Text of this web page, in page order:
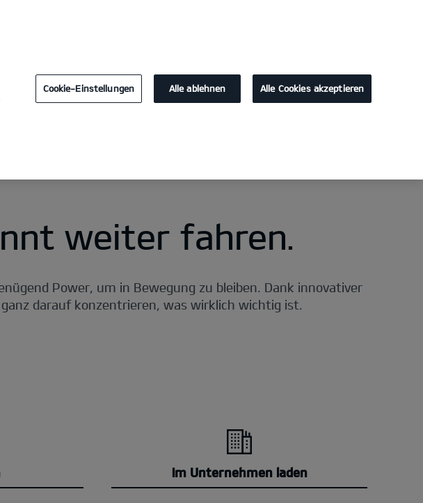
Laden zu Hause Laden im Unternehmen
Cookie-Einstellungen Alle ablehnen Alle Cookies akzeptieren